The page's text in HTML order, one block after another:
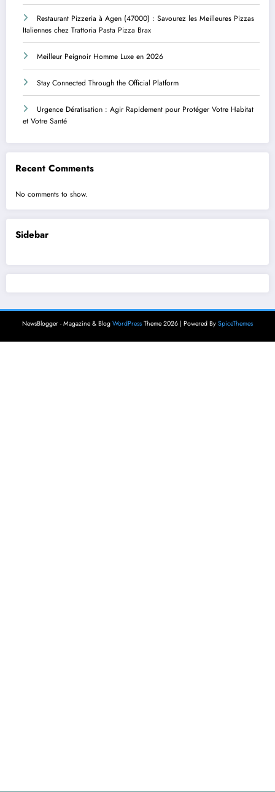
Restaurant Pizzeria à Agen (47000) : Savourez les Meilleures Pizzas
Italiennes chez Trattoria Pasta Pizza Brax
Meilleur Peignoir Homme Luxe en 2026
Stay Connected Through the Official Platform
Urgence Dératisation : Agir Rapidement pour Protéger Votre Habitat
et Votre Santé
Recent Comments
No comments to show.
Sidebar
NewsBlogger - Magazine & Blog WordPress Theme 2026 | Powered By SpiceThemes